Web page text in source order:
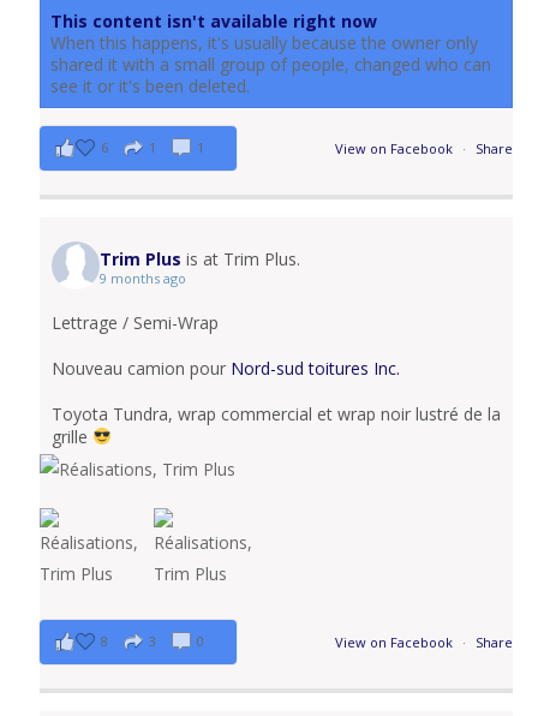
This content isn't available right now
When this happens, it's usually because the owner only
shared it with a small group of people, changed who can
see it or it's been deleted.
View on Facebook · Share
6 1 1
Trim Plus is at Trim Plus.
9 months ago
Lettrage / Semi-Wrap
Nouveau camion pour Nord-sud toitures Inc.
Toyota Tundra, wrap commercial et wrap noir lustré de la
grille
View on Facebook · Share
8 3 0